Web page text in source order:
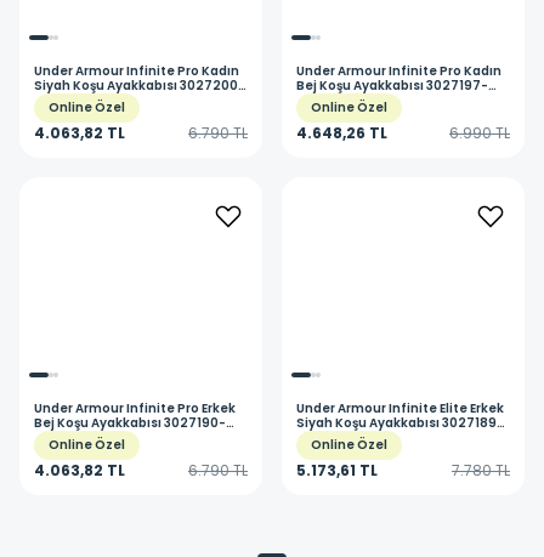
Under ArmourInfinite Pro Kadın
Siyah Koşu Ayakkabısı 3027200-
001Online Özel
4.063,82 TL 6.790 TL
Under ArmourInfinite Pro Kadın
Bej Koşu Ayakkabısı 3027197-
300Online Özel
4.648,26 TL 6.990 TL
Under ArmourInfinite Pro Erkek
Bej Koşu Ayakkabısı 3027190-
200Online Özel
4.063,82 TL 6.790 TL
Under ArmourInfinite Elite Erkek
Siyah Koşu Ayakkabısı 3027189-
002Online Özel
5.173,61 TL 7.780 TL